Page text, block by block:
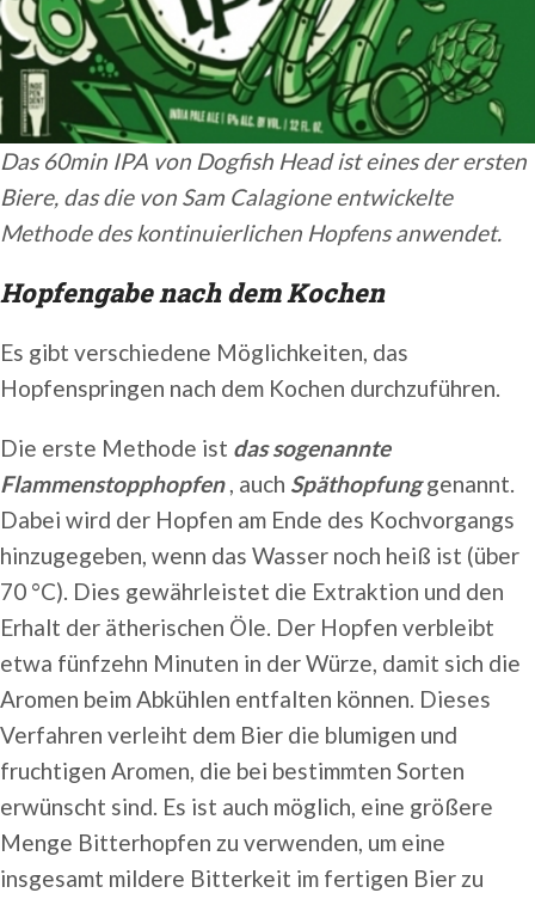
Das 60min IPA von Dogfish Head ist eines der ersten
Biere, das die von Sam Calagione entwickelte
Methode des kontinuierlichen Hopfens anwendet.
Hopfengabe nach dem Kochen
Es gibt verschiedene Möglichkeiten, das
Hopfenspringen nach dem Kochen durchzuführen.
Die erste Methode ist das sogenannte
Flammenstopphopfen, auch Späthopfunggenannt.
Dabei wird der Hopfen am Ende des Kochvorgangs
hinzugegeben, wenn das Wasser noch heiß ist (über
70 °C). Dies gewährleistet die Extraktion und den
Erhalt der ätherischen Öle. Der Hopfen verbleibt
etwa fünfzehn Minuten in der Würze, damit sich die
Aromen beim Abkühlen entfalten können. Dieses
Verfahren verleiht dem Bier die blumigen und
fruchtigen Aromen, die bei bestimmten Sorten
erwünscht sind. Es ist auch möglich, eine größere
Menge Bitterhopfen zu verwenden, um eine
insgesamt mildere Bitterkeit im fertigen Bier zu